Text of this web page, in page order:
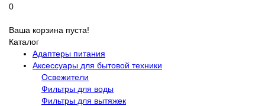
0
Ваша корзина пуста!
Каталог
Адаптеры питания
Аксессуары для бытовой техники
Освежители
Фильтры для воды
Фильтры для вытяжек